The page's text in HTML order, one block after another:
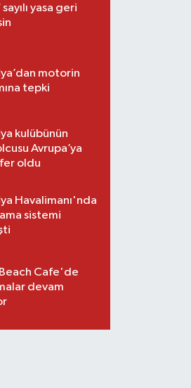
yasa geri
motorin
tepki
kulübünün
Avrupa’ya
oldu
Havalimanı'nda
sistemi
Cafe'de
devam